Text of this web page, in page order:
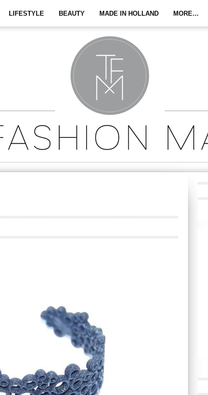
LIFESTYLE BEAUTY MADE IN HOLLAND MORE…